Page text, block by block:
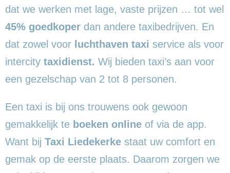
dat we werken met lage, vaste prijzen … tot wel
45% goedkoper dan andere taxibedrijven. En
dat zowel voor luchthaven taxi service als voor
intercity taxidienst. Wij bieden taxi’s aan voor
een gezelschap van 2 tot 8 personen.
Een taxi is bij ons trouwens ook gewoon
gemakkelijk te boeken online of via de app.
Want bij Taxi Liedekerke staat uw comfort en
gemak op de eerste plaats. Daarom zorgen we